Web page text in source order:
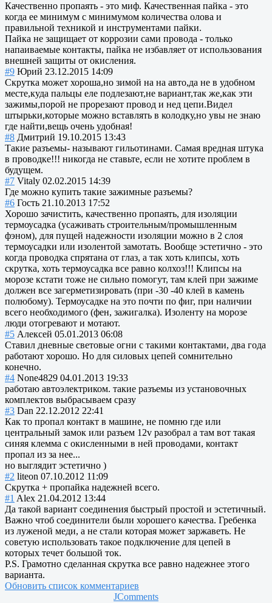
Качественно пропаять - это миф. Качественная пайка - это
когда ее минимум с минимумом количества олова и
правильной техникой и инструментами пайки.
Пайка не защищает от коррозии сами провода - только
напаиваемые контакты, пайка не избавляет от использования
внешней защиты от окисления.
#9 Юрий 23.12.2015 14:09
Скрутка может хороша,но зимой на на авто,да не в удобном
месте,куда пальцы еле подлезают,не вариант,так же,как эти
зажимы,порой не прорезают провод и нед цепи.Видел
штырьки,которые можно вставлять в колодку,но увы не знаю
где найти,вещь очень удобная!
#8 Дмитрий 19.10.2015 13:43
Такие разъемы- называют гильотинами. Самая вредная штука
в проводке!!! никогда не ставьте, если не хотите проблем в
будущем.
#7 Vitaly 02.02.2015 14:39
Где можно купить такие зажимные разъемы?
#6 Гость 21.10.2013 17:52
Хорошо зачистить, качественно пропаять, для изоляции
термоусадка (усаживать строительным/промышленным
фэном), для пущей надежности изоляции можно в 2 слоя
термоусадки или изолентой замотать. Вообще эстетично - это
когда проводка спрятана от глаз, а так хоть клипсы, хоть
скрутка, хоть термоусадка все равно колхоз!!! Клипсы на
морозе кстати тоже не сильно помогут, там клей при зажиме
должен все загерметизировать (при -30 -40 клей в камень
полюбому). Термоусадке на это почти по фиг, при наличии
всего необходимого (фен, зажигалка). Изоленту на морозе
люди отогревают и мотают.
#5 Алексей 05.01.2013 06:08
Ставил дневные световые огни с такими контактами, два года
работают хорошо. Но для силовых цепей сомнительно
конечно.
#4 None4829 04.01.2013 19:33
работаю автоэлектриком. такие разъемы из установочных
комплектов выбрасываем сразу
#3 Dan 22.12.2012 22:41
Как то пропал контакт в машине, не помню где или
центральный замок или разъем 12v разобрал а там вот такая
синяя клемма с окисленными в ней проводами, контакт
пропал из за нее...
но выглядит эстетично )
#2 liteon 07.10.2012 11:09
Скрутка + пропайка надежней всего.
#1 Alex 21.04.2012 13:44
Да такой вариант соединения быстрый простой и эстетичный.
Важно чтоб соединители были хорошего качества. Гребенка
из луженой меди, а не стали которая может заржаветь. Не
советую использовать такое подключение для цепей в
которых течет большой ток.
P.S. Грамотно сделанная скрутка все равно надежнее этого
варианта.
Обновить список комментариев
JComments